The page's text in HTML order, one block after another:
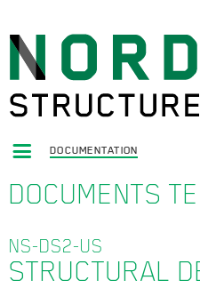
DOCUMENTATION
DOCUMENTS
NS-DS2-US
STRUCTURAL